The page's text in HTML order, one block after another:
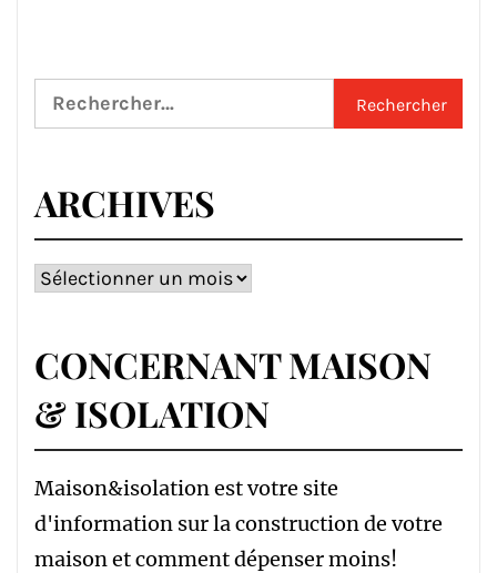
Rechercher :
ARCHIVES
Archives
CONCERNANT MAISON
& ISOLATION
Maison&isolation est votre site
d'information sur la construction de votre
maison et comment dépenser moins!